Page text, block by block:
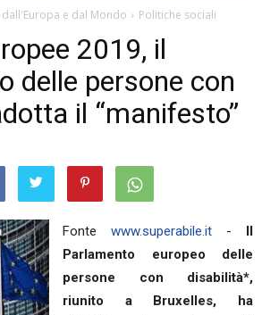
dall'Europa e dal Mondo Politiche sociali
2019, il
delle persone con
il “manifesto”
Fonte www.superabile.it - Il
Parlamento europeo delle
persone con disabilità*,
riunito a Bruxelles, ha